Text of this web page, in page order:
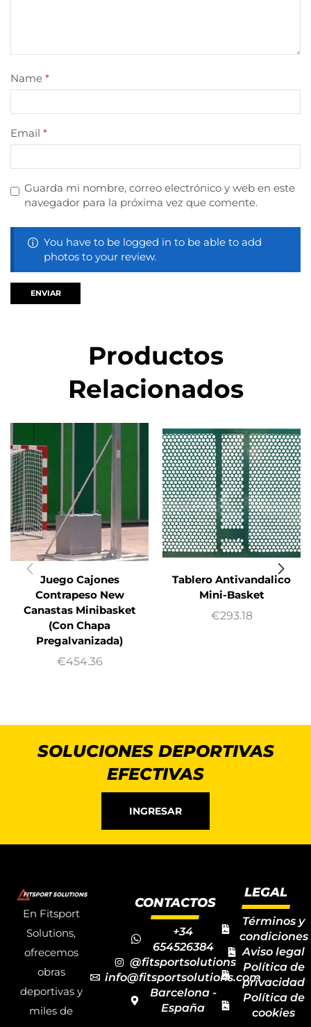
Name *
Email *
Guarda mi nombre, correo electrónico y web en este
navegador para la próxima vez que comente.
You have to be logged in to be able to add
photos to your review.
Productos
Relacionados
Juego Cajones
Contrapeso New
Canastas Minibasket
(Con Chapa
Pregalvanizada)
€454.36
Tablero Antivandalico
Mini-Basket
€293.18
SOLUCIONES DEPORTIVAS
EFECTIVAS
INGRESAR
En Fitsport
Solutions,
ofrecemos
obras
deportivas y
miles de
CONTACTOS
+34
654526384
@fitsportsolutions
info@fitsportsolutions.com
Barcelona -
España
LEGAL
Términos y
condiciones
Aviso legal
Política de
privacidad
Política de
cookies